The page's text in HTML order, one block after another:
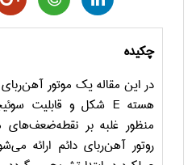
چکیده
در این مقاله یک موتور آهن‌ربای
هسته E شکل و قابلیت
منظور غلبه بر نقطه‌ضعف‌های
روتور آهن‌ربای دائم ارائه